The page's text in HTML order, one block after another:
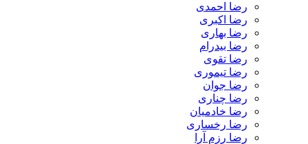
رضا احمدی
رضا اکبری
رضا بهاری
رضا بیدرام
رضا تقوی
رضا تیموری
رضا جوان
رضا چناری
رضا خادمیان
رضا رخساری
رضا رزم آرا